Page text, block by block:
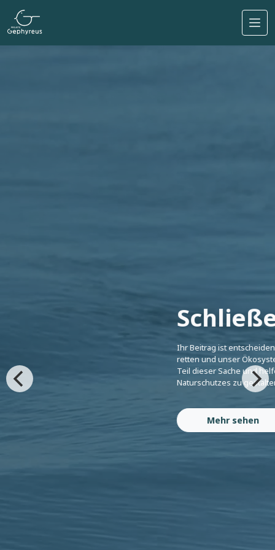
Direkt zum Inhalt
Ihr Beitrag ist
retten und unser
Teil dieser Sache und
Naturschutzes zu
Mehr sehen